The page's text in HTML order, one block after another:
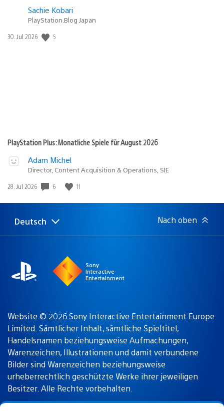
Sachie Kobari
PlayStation.Blog Japan
Veröffentlichungsdatum:
30. Jul 2026 5
PlayStation Plus: Monatliche Spiele für August 2026
Adam Michel
Director, Content Acquisition & Operations, SIE
Veröffentlichungsdatum:
28. Jul 2026 6 11
Select
Aktuelle
Deutsch Nach oben
Sony
Interactive
Entertainment
Website © 2026 Sony Interactive Entertainment Europe
Limited. Sämtlicher Inhalt, sämtliche Spieltitel,
Handelsnamen beziehungsweise Aufmachungen,
Warenzeichen, Illustrationen und damit verbundene
Bilder sind Warenzeichen beziehungsweise
urheberrechtlich geschützte Werke ihrer jeweiligen
Besitzer. Alle Rechte vorbehalten.